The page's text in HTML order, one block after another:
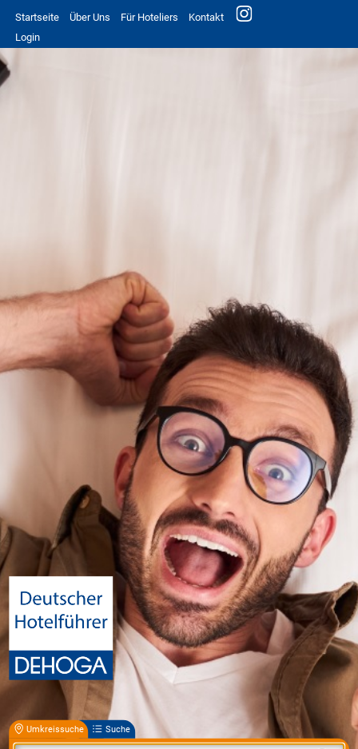
Startseite Über Uns Für Hoteliers
Kontakt
Login
Umkreissuche Suche